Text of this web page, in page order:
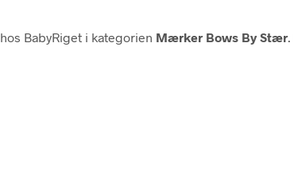
hos BabyRiget i kategorien Mærker Bows By Stær